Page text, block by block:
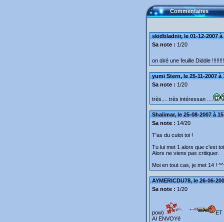
Commentaires
skidbladnir, le 01-12-2007 à
Sa note : 1/20
on diré une feuille Diddle
yumi Stern, le 25-11-2007 à
Sa note : 1/20
très.... très intéressan ....
Shalimar, le 25-08-2007 à
Sa note : 14/20
T'as du culot toi !
Tu lui met 1 alors que c'est
Alors ne viens pas critiquer.
Moi en tout cas, je met 14 ! ^^
AYMERICDU78, le 26-06-
Sa note : 1/20
pow)
ET
AI ENVOYé